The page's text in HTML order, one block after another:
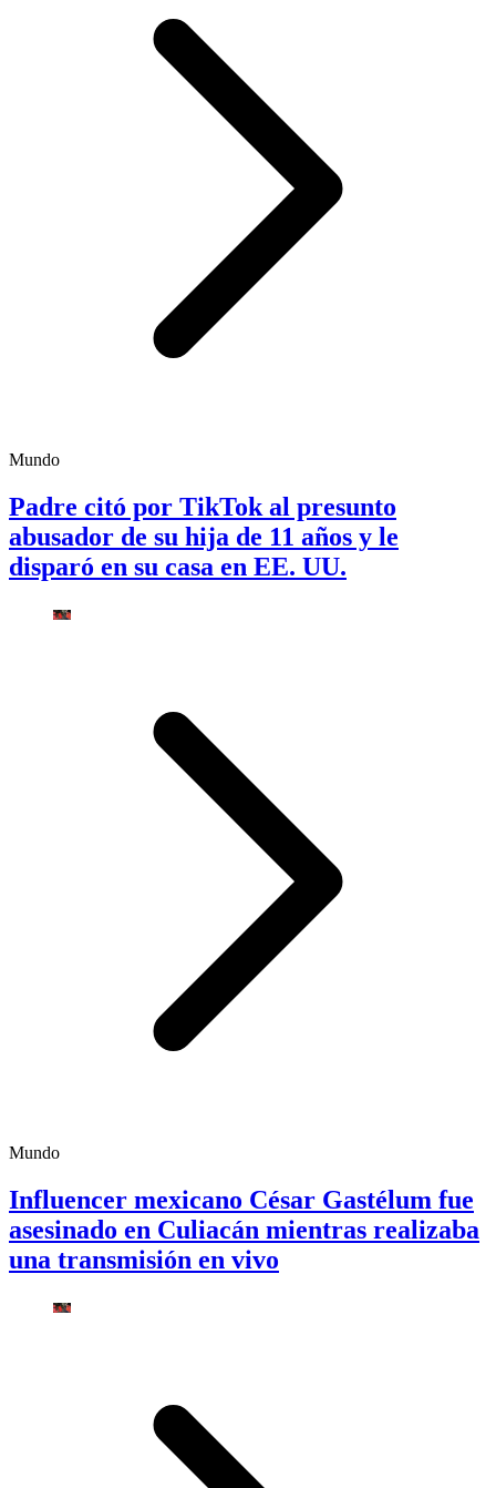
Mundo
Padre citó por TikTok al presunto
abusador de su hija de 11 años y le
disparó en su casa en EE. UU.
Mundo
Influencer mexicano César Gastélum fue
asesinado en Culiacán mientras realizaba
una transmisión en vivo